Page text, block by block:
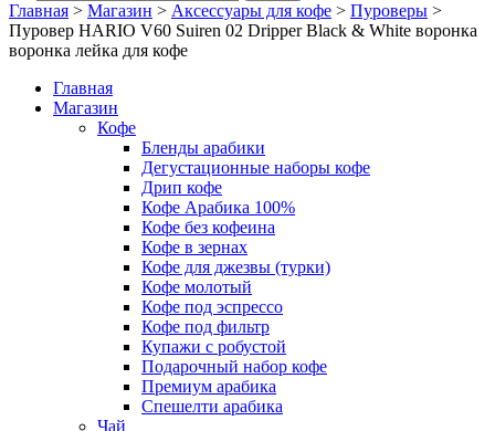
Главная > Магазин > Аксессуары для кофе > Пуроверы >
Пуровер HARIO V60 Suiren 02 Dripper Black & White воронка
воронка лейка для кофе
Главная
Магазин
Кофе
Бленды арабики
Дегустационные наборы кофе
Дрип кофе
Кофе Арабика 100%
Кофе без кофеина
Кофе в зернах
Кофе для джезвы (турки)
Кофе молотый
Кофе под эспрессо
Кофе под фильтр
Купажи с робустой
Подарочный набор кофе
Премиум арабика
Спешелти арабика
Чай